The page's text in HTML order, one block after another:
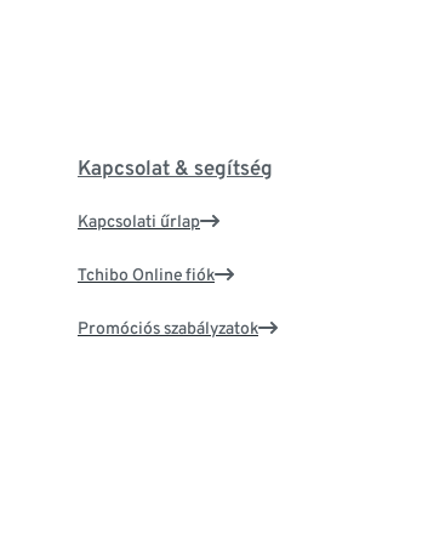
Kapcsolat & segítség
Kapcsolati űrlap
Tchibo Online fiók
Promóciós szabályzatok